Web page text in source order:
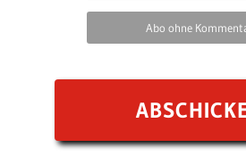
Abo ohne